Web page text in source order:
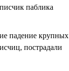
паблика
падение крупных
пострадали